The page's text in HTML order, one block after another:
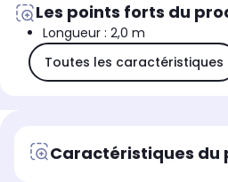
Les points forts du
Longueur : 2,0 m
Toutes les caractéristiques
Caractéristiques du